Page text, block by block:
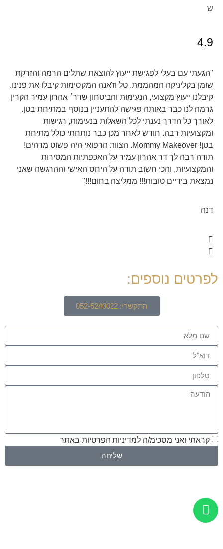
ש
4.9
"הגעתי עם בעלי לפגישת ייעוץ להוצאת שתלים הרמה והזרקת
שומן בקליניקה המהממת. טל וז'אנה המקסימות קיבלו את פנינו.
קיבלנו ייעוץ מקצועי, הנעימות והביטחון שדר׳ אהרון עמיר הקרין
גרמה לנו כבר באותה פגישה להתעניין בנוסף במתיחת בטן.
לאורך כל הדרך נענתי לכל השאלות בנעימות, רגישות
ומקצועיות רבה. חודש לאחר מכן כבר נותחתי כולל מתיחת
בטן! Mommy Makeover. הצוות הרפואי היה פשוט מדהים!
תודה רבה לך דר אהרון עמיר על האכפתיות המסירות
והמקצועיות, והכי חשוב תודה על היחס האישי וההרגשה שאני
נמצאת בידיים טובות!!! ממליצה בחום!!!"
דנה
לפרטים נוספים:
התקשרי: 052-5240022
קראתי ואני מסכימ/ה למדיניות הפרטיות באתר
שליחה